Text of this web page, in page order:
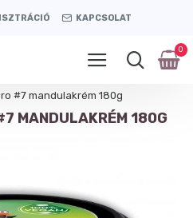
KAPCSOLAT
0
#7 mandulakrém 180g
MANDULAKRÉM 180G